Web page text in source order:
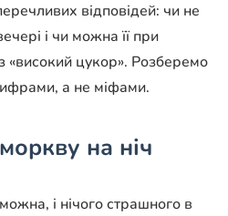
відповідей: чи не
і чи можна її при
«високий цукор». Розберемо
а не міфами.
на ніч
і нічого страшного в